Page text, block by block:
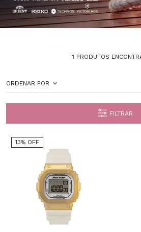
1 PRODUTOS
ORDENAR POR
FILTRAR
13% OFF